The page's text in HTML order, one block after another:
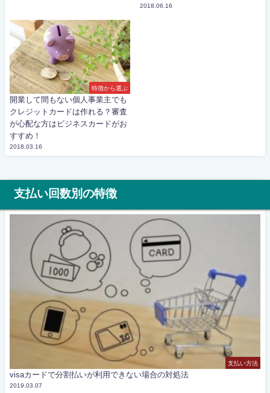
2018.06.16
特徴から選ぶ
開業して間もない個人事業主でも
クレジットカードは作れる？審査
が心配な方はビジネスカードがお
すすめ！
2018.03.16
支払い回数別の特徴
支払い方法
visaカードで分割払いが利用できない場合の対処法
2019.03.07